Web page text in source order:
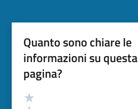
Quanto sono chiare le
informazioni su questa
pagina?
Valutazione